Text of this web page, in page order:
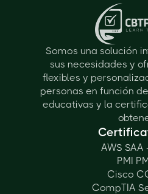
Somos una solución
sus necesidades y
flexibles y
personas en función
educativas y la
AWS SAA
PMI
Cisco
CompTIA